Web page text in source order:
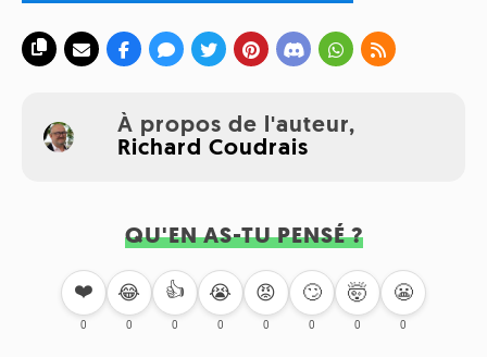
À propos de l'auteur,
Richard Coudrais
QU'EN AS-TU PENSÉ ?
❤️
0
😂
0
👍
0
😭
0
😡
0
🙄
0
🤯
0
😬
0